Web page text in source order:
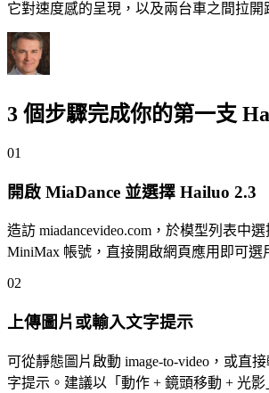
它對速度感的呈現，以及兩台車之間拉開
3 個步驟完成你的第一支
01
開啟 MiaDance 並選擇 Hailuo 2.3
造訪 miadancevideo.com，於模型列表中
MiniMax 帳號，直接開啟網頁應用即可選
02
上傳圖片或輸入文字提示
可從靜態圖片啟動 image-to-video，或直
字提示。建議以「動作 + 鏡頭移動 + 光